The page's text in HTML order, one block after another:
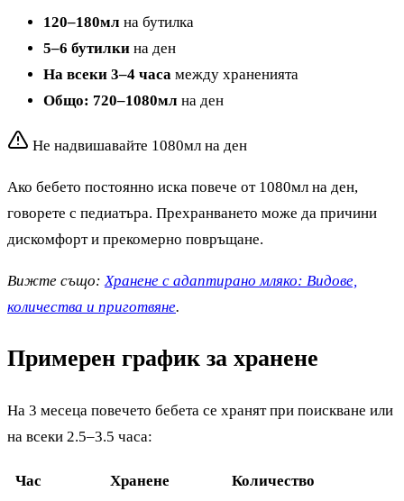
120–180мл на бутилка
5–6 бутилки на ден
На всеки 3–4 часа между храненията
Общо: 720–1080мл на ден
Не надвишавайте 1080мл на ден
Ако бебето постоянно иска повече от 1080мл на ден,
говорете с педиатъра. Прехранването може да причини
дискомфорт и прекомерно повръщане.
Вижте също:Хранене с адаптирано мляко: Видове,
количества и приготвяне.
Примерен график за хранене
На 3 месеца повечето бебета се хранят при поискване или
на всеки 2.5–3.5 часа:
Час Хранене Количество